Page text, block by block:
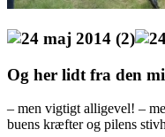
Og her lidt fra den
– men vigtigt alligevel! –
buens kræfter og pilens